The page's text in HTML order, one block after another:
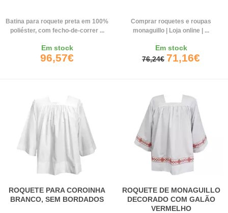
Batina para roquete preta em 100%
poliéster, com fecho-de-correr ...
Em stock
96,57€
Comprar roquetes e roupas
monaguillo | Loja online | ...
Em stock
76,24€ 71,16€
ROQUETE PARA COROINHA
BRANCO, SEM BORDADOS
ROQUETE DE MONAGUILLO
DECORADO COM GALÃO
VERMELHO